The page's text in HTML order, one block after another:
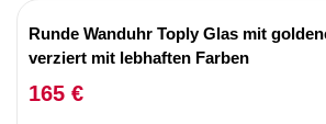
Runde Wanduhr Toply Glas mit
verziert mit lebhaften Farben
165 €